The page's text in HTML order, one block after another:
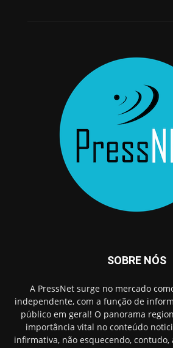
SOBRE NÓS
A PressNet surge no mercado
independente, com a função de
público em geral! O panorama
importância vital no conteúdo
infirmativa, não esquecendo,